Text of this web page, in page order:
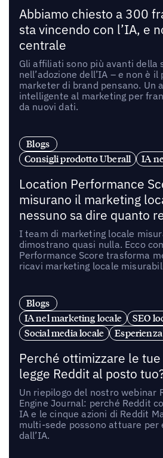
Abbiamo chiesto a 300
sta vincendo con l’IA, e
centrale
Gli affiliati sono più avanti della
nell’adozione dell’IA – e non è
marketer di brand pensano. Un
intelligente al marketing per
da nuovi dati.
Blogs
Consigli prodotto Uberall
IA
Location Performance
misurano il marketing
nessuno sa dire quanto
I team di marketing locale
dimostrano quasi nulla. Ecco
Performance Score trasforma
ricavi marketing locale
Blogs
IA nel marketing locale
SEO
Social media locale
Perché ottimizzare le tue
legge Reddit al posto
Un riepilogo del nostro webinar
Engine Journal: perché Reddit
IA e le cinque azioni di Reddit
multi-sede possono attuare per
dall’IA.